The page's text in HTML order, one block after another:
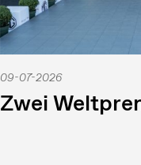
09-07-2026
Zwei